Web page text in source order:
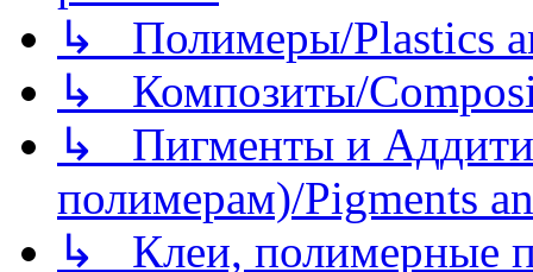
↳ Полимеры/Plastics
↳ Композиты/
↳ Пигменты и
полимерам)/Pigments
↳ Клеи, полимерные